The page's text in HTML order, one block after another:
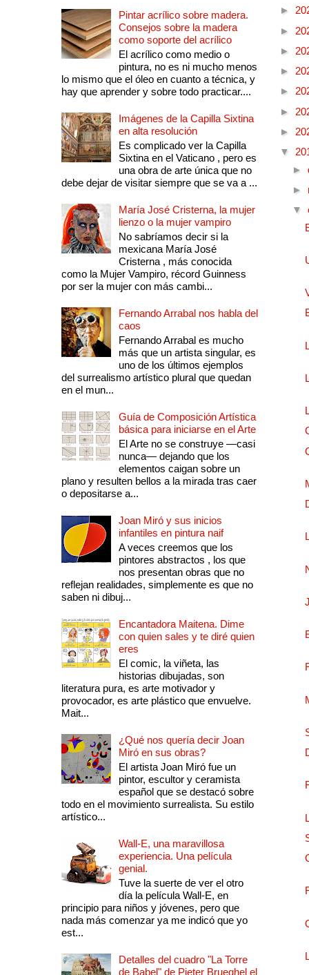
Pintar acrílico sobre madera.
Consejos sobre la madera
como soporte del acrílico
El acrílico como medio o
pintura, no es ni mucho menos
lo mismo que el óleo en cuanto a técnica, y
hay que aprender y sobre todo practicar....
Imágenes de la Capilla Sixtina
en alta resolución
Es complicado ver la Capilla
Sixtina en el Vaticano , pero es
una obra de arte única que no
debe dejar de visitar siempre que se va a ...
María José Cristerna, la mujer
lienzo o la mujer vampiro
No sabríamos decir si la
mexicana María José
Cristerna , más conocida
como la Mujer Vampiro, récord Guinness
por ser la mujer con más cambi...
Fernando Arrabal nos habla del
caos
Fernando Arrabal es mucho
más que un artista singular, es
uno de los últimos ejemplos
del surrealismo artístico plural que quedan
en el mun...
Guía de Composición Artística
básica para iniciarse en el Arte
El Arte no se construye —casi
nunca— dejando que los
elementos caigan sobre un
plano y resulten bellos a la mirada tras caer
o depositarse a...
Joan Miró y sus inicios
infantiles en pintura naif
A veces creemos que los
pintores abstractos , los que
nos presentan obras que no
reflejan realidades, simplemente es que no
saben ni dibuj...
Encantadora Maitena. Dime
con quien sales y te diré quien
eres
El comic, la viñeta, las
historias dibujadas, son
literatura pura, es arte motivador y
provocador, es arte plástico que envuelve.
Mait...
¿Qué nos quería decir Joan
Miró en sus obras?
El artista Joan Miró fue un
pintor, escultor y ceramista
español que se destacó sobre
todo en el movimiento surrealista. Su estilo
artístico...
Wall-E, una maravillosa
experiencia. Una película
genial.
Tuve la suerte de ver el otro
día la película Wall-E, en
principio para niños y jóvenes, pero que
nada más comenzar ya me indicó que yo
est...
Detalles del cuadro "La Torre
de Babel" de Pieter Brueghel el
►
►
►
►
►
►
►
▼
►
►
▼